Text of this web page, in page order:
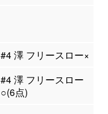
#4 澤 フリースロー×
#4 澤 フリースロー
○(6点)